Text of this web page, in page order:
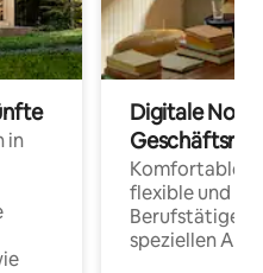
in
Digitale
Komfortable
flexible und
Berufstätige
speziellen